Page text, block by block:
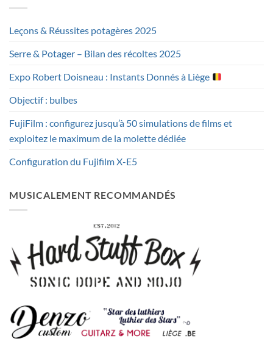
Leçons & Réussites potagères 2025
Serre & Potager – Bilan des récoltes 2025
Expo Robert Doisneau : Instants Donnés à Liège
Objectif : bulbes
FujiFilm : configurez jusqu’à 50 simulations de films et
exploitez le maximum de la molette dédiée
Configuration du Fujifilm X-E5
MUSICALEMENT RECOMMANDÉS